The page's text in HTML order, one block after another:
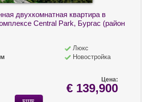
двухкомнатная квартира в
Central Park, Бургас (район
Люкс
Новостройка
Цена:
€ 139,900